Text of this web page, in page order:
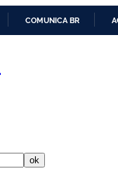
COMUNICA BR